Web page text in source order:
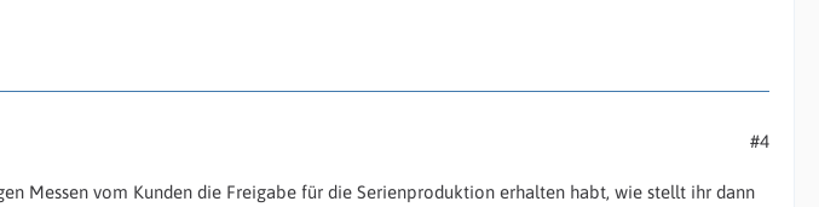
#4
Messen vom Kunden die Freigabe für die Serienproduktion erhalten habt, wie stellt ihr dann